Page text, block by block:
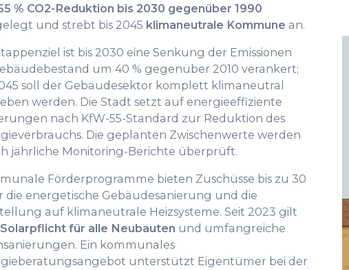
% CO2-Reduktion bis 2030 gegenüber 1990
und strebt bis 2045 klimaneutrale Kommune an.
ist bis 2030 eine Senkung der Emissionen
um 40 % gegenüber 2010 verankert;
soll der Gebäudesektor komplett klimaneutral
werden. Die Stadt setzt auf energieeffiziente
nach KfW-55-Standard zur Reduktion des
Die geplanten Zwischenwerte werden
jährliche Monitoring-Berichte überprüft.
Förderprogramme bieten Zuschüsse bis zu 30
die energetische Gebäudesanierung und die
auf klimaneutrale Heizsysteme. Seit 2023 gilt
Solarpflicht für alle Neubauten und umfangreiche
Ein kommunales
unterstützt Eigentümer bei der